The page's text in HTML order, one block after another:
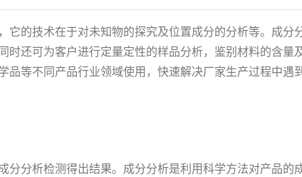
它的技术在于对未知物的探究及位置成分的分析等。成分
还可为客户进行定量定性的样品分析，鉴别材料的含量
等不同产品行业领域使用，快速解决厂家生产过程中遇
分分析检测得出结果。成分分析是利用科学方法对产品的